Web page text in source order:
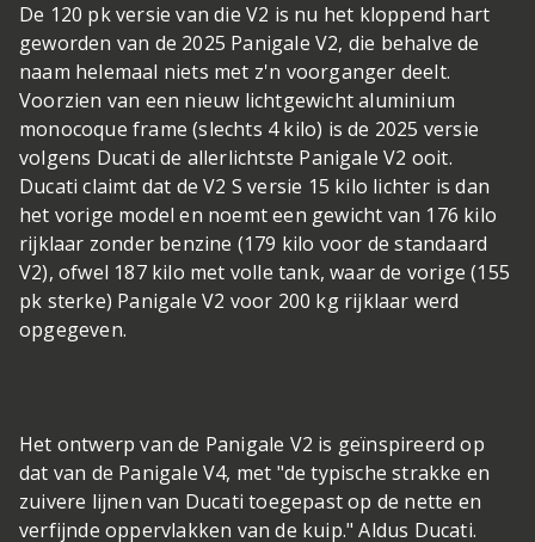
De 120 pk versie van die V2 is nu het kloppend hart
geworden van de 2025 Panigale V2, die behalve de
naam helemaal niets met z'n voorganger deelt.
Voorzien van een nieuw lichtgewicht aluminium
monocoque frame (slechts 4 kilo) is de 2025 versie
volgens Ducati de allerlichtste Panigale V2 ooit.
Ducati claimt dat de V2 S versie 15 kilo lichter is dan
het vorige model en noemt een gewicht van 176 kilo
rijklaar zonder benzine (179 kilo voor de standaard
V2), ofwel 187 kilo met volle tank, waar de vorige (155
pk sterke) Panigale V2 voor 200 kg rijklaar werd
opgegeven.
Het ontwerp van de Panigale V2 is geïnspireerd op
dat van de Panigale V4, met "de typische strakke en
zuivere lijnen van Ducati toegepast op de nette en
verfijnde oppervlakken van de kuip." Aldus Ducati.